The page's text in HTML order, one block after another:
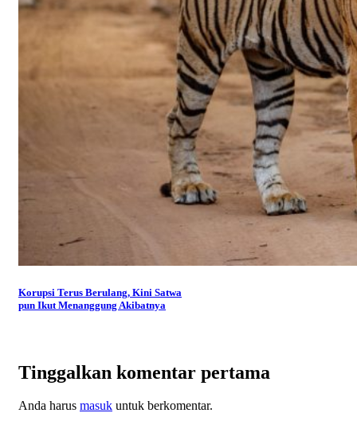
Korupsi Terus Berulang, Kini Satwa
pun Ikut Menanggung Akibatnya
Tinggalkan komentar pertama
Anda harus masuk untuk berkomentar.